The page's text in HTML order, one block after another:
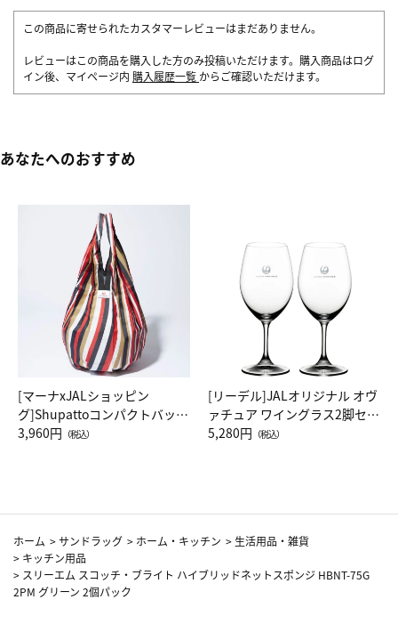
この商品に寄せられたカスタマーレビューはまだありません。
レビューはこの商品を購入した方のみ投稿いただけます。購入商品はログ
イン後、マイページ内 購入履歴一覧 からご確認いただけます。
あなたへのおすすめ
[マーナxJALショッピン
グ]Shupattoコンパクトバッグ
Drop JAL客室乗務員（LC）ス
3,960円 （税込）
[リーデル]JALオリジナル オヴ
ァチュア ワイングラス2脚セッ
ト（レッドワイン）
5,280円 （税込）
ホーム >サンドラッグ > ホーム・キッチン > 生活用品・雑貨
> キッチン用品
> スリーエム スコッチ・ブライト ハイブリッドネットスポンジ HBNT-75G
2PM グリーン 2個パック